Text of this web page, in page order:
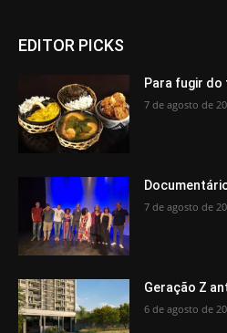
EDITOR PICKS
Para fugir
7 de agosto de
7 de agosto de
Geração Z
6 de agosto de